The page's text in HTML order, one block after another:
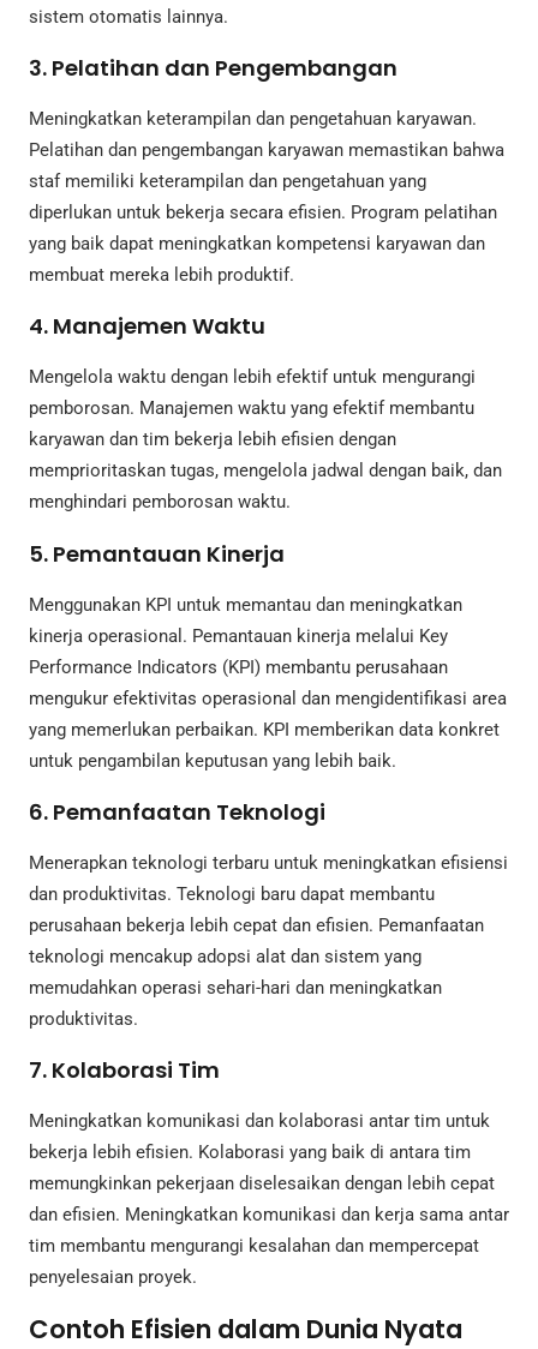
sistem otomatis lainnya.
3. Pelatihan dan Pengembangan
Meningkatkan keterampilan dan pengetahuan karyawan.
Pelatihan dan pengembangan karyawan memastikan bahwa
staf memiliki keterampilan dan pengetahuan yang
diperlukan untuk bekerja secara efisien. Program pelatihan
yang baik dapat meningkatkan kompetensi karyawan dan
membuat mereka lebih produktif.
4. Manajemen Waktu
Mengelola waktu dengan lebih efektif untuk mengurangi
pemborosan. Manajemen waktu yang efektif membantu
karyawan dan tim bekerja lebih efisien dengan
memprioritaskan tugas, mengelola jadwal dengan baik, dan
menghindari pemborosan waktu.
5. Pemantauan Kinerja
Menggunakan KPI untuk memantau dan meningkatkan
kinerja operasional. Pemantauan kinerja melalui Key
Performance Indicators (KPI) membantu perusahaan
mengukur efektivitas operasional dan mengidentifikasi area
yang memerlukan perbaikan. KPI memberikan data konkret
untuk pengambilan keputusan yang lebih baik.
6. Pemanfaatan Teknologi
Menerapkan teknologi terbaru untuk meningkatkan efisiensi
dan produktivitas. Teknologi baru dapat membantu
perusahaan bekerja lebih cepat dan efisien. Pemanfaatan
teknologi mencakup adopsi alat dan sistem yang
memudahkan operasi sehari-hari dan meningkatkan
produktivitas.
7. Kolaborasi Tim
Meningkatkan komunikasi dan kolaborasi antar tim untuk
bekerja lebih efisien. Kolaborasi yang baik di antara tim
memungkinkan pekerjaan diselesaikan dengan lebih cepat
dan efisien. Meningkatkan komunikasi dan kerja sama antar
tim membantu mengurangi kesalahan dan mempercepat
penyelesaian proyek.
Contoh Efisien dalam Dunia Nyata